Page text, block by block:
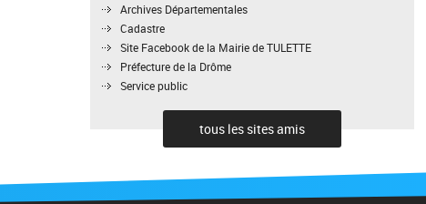
Archives Départementales
Cadastre
Site Facebook de la Mairie de TULETTE
Préfecture de la Drôme
Service public
tous les sites amis